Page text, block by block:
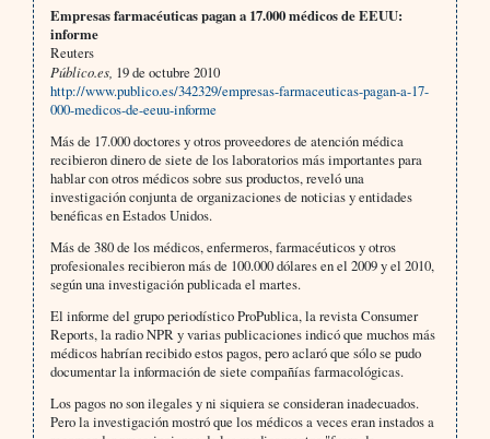
Empresas farmacéuticas pagan a 17.000 médicos de EEUU:
informe
Reuters
Público.es, 19 de octubre 2010
http://www.publico.es/342329/empresas-farmaceuticas-pagan-a-17-
000-medicos-de-eeuu-informe
Más de 17.000 doctores y otros proveedores de atención médica
recibieron dinero de siete de los laboratorios más importantes para
hablar con otros médicos sobre sus productos, reveló una
investigación conjunta de organizaciones de noticias y entidades
benéficas en Estados Unidos.
Más de 380 de los médicos, enfermeros, farmacéuticos y otros
profesionales recibieron más de 100.000 dólares en el 2009 y el 2010,
según una investigación publicada el martes.
El informe del grupo periodístico ProPublica, la revista Consumer
Reports, la radio NPR y varias publicaciones indicó que muchos más
médicos habrían recibido estos pagos, pero aclaró que sólo se pudo
documentar la información de siete compañías farmacológicas.
Los pagos no son ilegales y ni siquiera se consideran inadecuados.
Pero la investigación mostró que los médicos a veces eran instados a